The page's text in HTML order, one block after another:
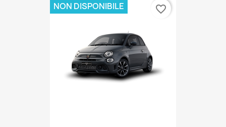
NON DISPONIBILE favorite_border